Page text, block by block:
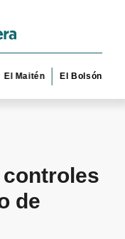
El Bolsón Esquel
controles
de